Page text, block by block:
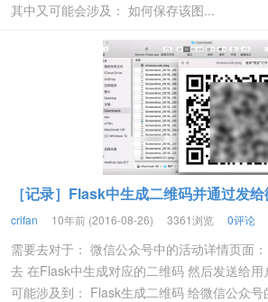
其中又可能会涉及： 如何保存该图...
［记录］Flask中生成二维码并通过发
crifan 10年前 (2016-08-26) 3361浏览 0评论
需要去对于： 微信公众号中的活动详情页面
去 在Flask中生成对应的二维码 然后发送给
可能涉及到： Flask生成二维码 给微信公众